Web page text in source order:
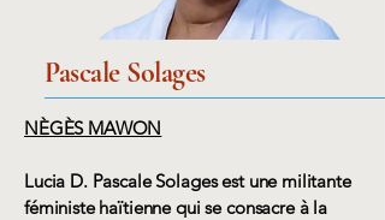
Pascale Solages
NÈGÈS MAWON
Lucia D. Pascale Solages est une militante
féministe haïtienne qui se consacre à la